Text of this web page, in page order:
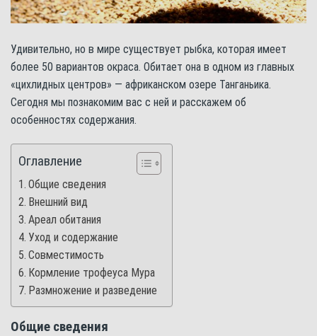
Удивительно, но в мире существует рыбка, которая имеет
более 50 вариантов окраса. Обитает она в одном из главных
«цихлидных центров» — африканском озере Танганьика.
Сегодня мы познакомим вас с ней и расскажем об
особенностях содержания.
Оглавление
Общие сведения
Внешний вид
Ареал обитания
Уход и содержание
Совместимость
Кормление трофеуса Мура
Размножение и разведение
Общие сведения